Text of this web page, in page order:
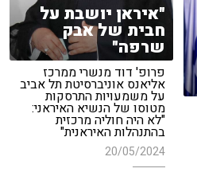
"איראן יושבת על
חבית של אבק
שרפה"
פרופ' דוד מנשרי ממרכז
אליאנס אוניברסיטת תל אביב
על משמעויות התרסקות
מטוסו של הנשיא האיראני:
"לא היה חוליה מרכזית
בהתנהלות האיראנית"
20/05/2024